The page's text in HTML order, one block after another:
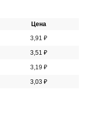
Цена
3,91 ₽
3,51 ₽
3,19 ₽
3,03 ₽